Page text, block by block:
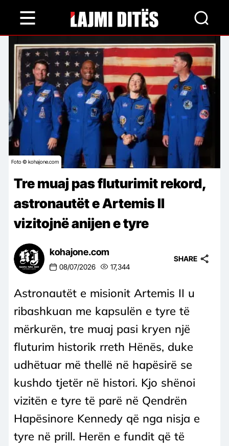
content
Foto © kohajone.com
Tre muaj pas fluturimit rekord,
astronautët e Artemis II
vizitojnë anijen e tyre
kohajone.com
08/07/2026 17,344
SHARE
Astronautët e misionit Artemis II u
ribashkuan me kapsulën e tyre të
mërkurën, tre muaj pasi kryen një
fluturim historik rreth Hënës, duke
udhëtuar më thellë në hapësirë se
kushdo tjetër në histori. Kjo shënoi
vizitën e tyre të parë në Qendrën
Hapësinore Kennedy që nga nisja e
tyre në prill. Herën e fundit që të